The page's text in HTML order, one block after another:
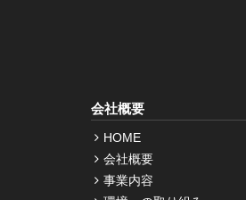
会社概要
HOME
会社概要
事業内容